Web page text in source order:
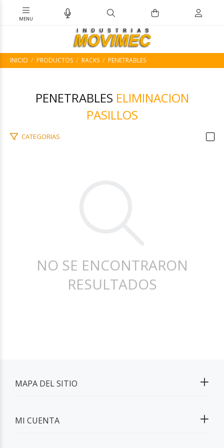
INICIO PRODUCTOS RACKS PENETRABLES
PENETRABLES ELIMINACION
PASILLOS
CATEGORIAS
NO SE ENCONTRARON
RESULTADOS
MAPA DEL SITIO
MI CUENTA